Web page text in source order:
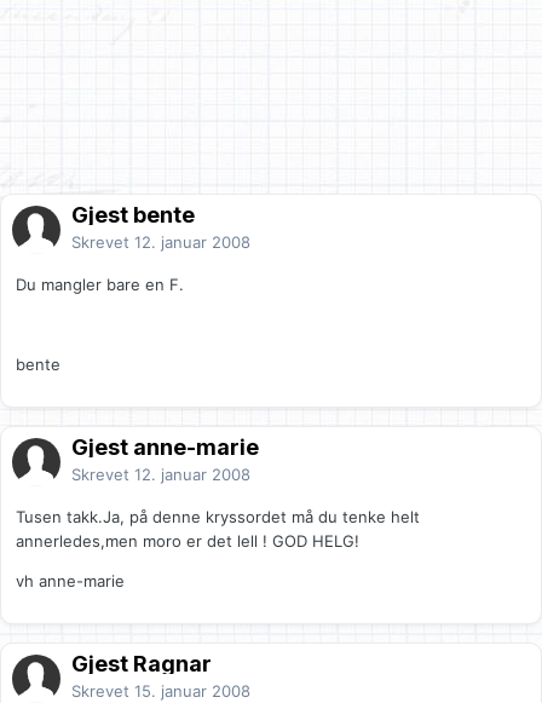
Gjest bente
Skrevet 12. januar 2008
Du mangler bare en F.
bente
Gjest anne-marie
Skrevet 12. januar 2008
Tusen takk.Ja, på denne kryssordet må du tenke helt
annerledes,men moro er det lell ! GOD HELG!
vh anne-marie
Gjest Ragnar
Skrevet 15. januar 2008